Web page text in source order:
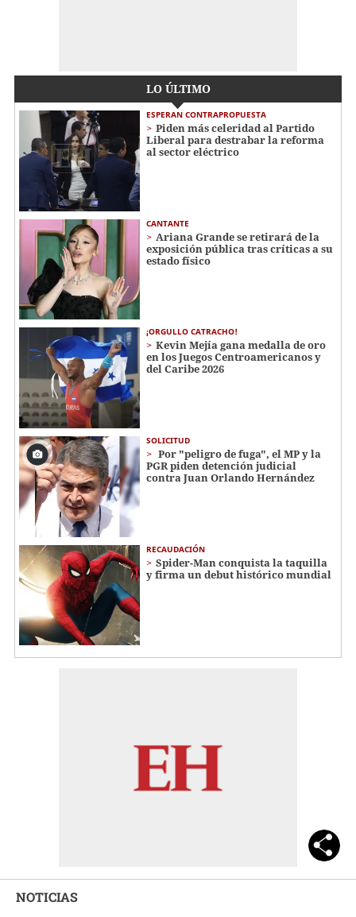
LO ÚLTIMO
ESPERAN CONTRAPROPUESTA
Piden más celeridad al Partido
Liberal para destrabar la reforma
al sector eléctrico
CANTANTE
Ariana Grande se retirará de la
exposición pública tras críticas a su
estado físico
¡ORGULLO CATRACHO!
Kevin Mejía gana medalla de oro
en los Juegos Centroamericanos y
del Caribe 2026
SOLICITUD
Por "peligro de fuga", el MP y la
PGR piden detención judicial
contra Juan Orlando Hernández
RECAUDACIÓN
Spider-Man conquista la taquilla
y firma un debut histórico mundial
NOTICIAS